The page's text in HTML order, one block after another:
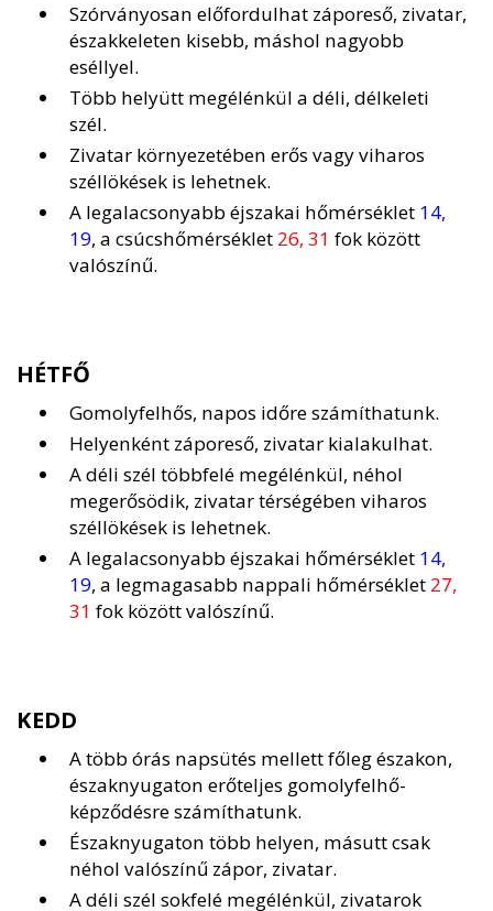
Szórványosan előfordulhat záporeső, zivatar,
északkeleten kisebb, máshol nagyobb
eséllyel.
Több helyütt megélénkül a déli, délkeleti
szél.
Zivatar környezetében erős vagy viharos
széllökések is lehetnek.
A legalacsonyabb éjszakai hőmérséklet 14,
19, a csúcshőmérséklet 26, 31 fok között
valószínű.
HÉTFŐ
Gomolyfelhős, napos időre számíthatunk.
Helyenként záporeső, zivatar kialakulhat.
A déli szél többfelé megélénkül, néhol
megerősödik, zivatar térségében viharos
széllökések is lehetnek.
A legalacsonyabb éjszakai hőmérséklet 14,
19, a legmagasabb nappali hőmérséklet 27,
31 fok között valószínű.
KEDD
A több órás napsütés mellett főleg északon,
északnyugaton erőteljes gomolyfelhő-
képződésre számíthatunk.
Északnyugaton több helyen, másutt csak
néhol valószínű zápor, zivatar.
A déli szél sokfelé megélénkül, zivatarok